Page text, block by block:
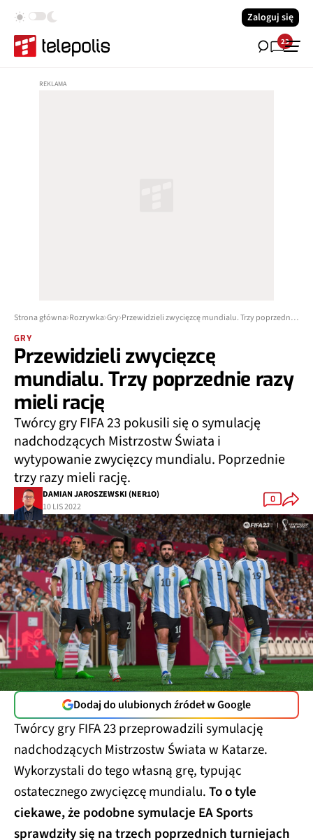
Zaloguj się
23
Strona główna Rozrywka Gry Przewidzieli zwycięzcę mundialu. Trzy poprzednie razy mieli rację
GRY
Przewidzieli zwycięzcę
mundialu. Trzy poprzednie razy
mieli rację
Twórcy gry FIFA 23 pokusili się o symulację
nadchodzących Mistrzostw Świata i
wytypowanie zwycięzcy mundialu. Poprzednie
trzy razy mieli rację.
DAMIAN JAROSZEWSKI (NER1O)
10 LIS 2022
0
Dodaj do ulubionych źródeł w Google
Twórcy gry FIFA 23 przeprowadzili symulację
nadchodzących Mistrzostw Świata w Katarze.
Wykorzystali do tego własną grę, typując
ostatecznego zwycięzcę mundialu.To o tyle
ciekawe, że podobne symulacje EA Sports
sprawdziły się na trzech poprzednich turniejach